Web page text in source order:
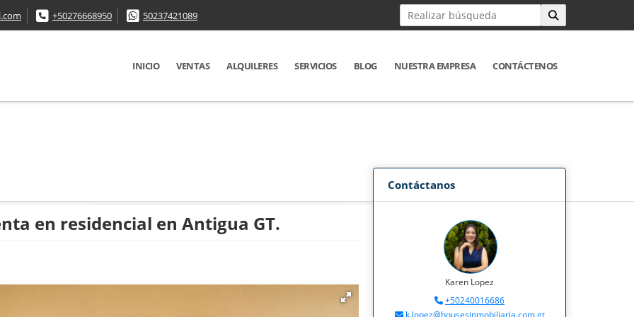
+50276668950 50237421089
INICIO VENTAS ALQUILERES SERVICIOS BLOG NUESTRA EMPRESA CONTÁCTENOS
en residencial en Antigua GT.
Contáctanos
Karen Lopez
+50240016686
k.lopez@housesinmobiliaria.com.gt